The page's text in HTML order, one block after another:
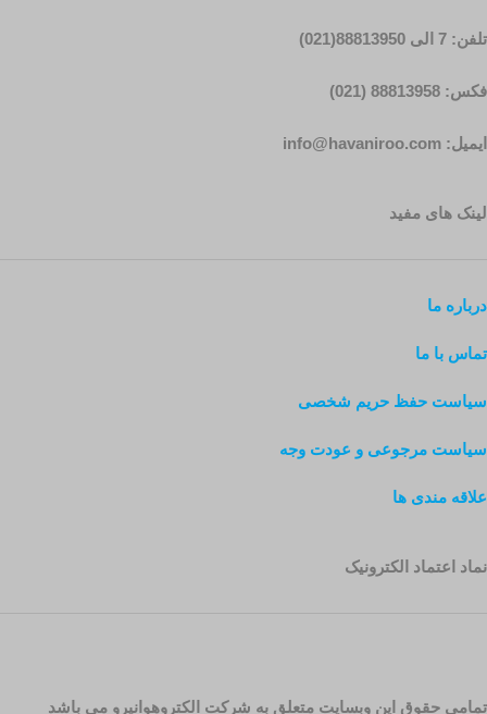
تلفن: 7 الی 88813950(021)
فکس: 88813958 (021)
ایمیل: info@havaniroo.com
لینک های مفید
درباره ما
تماس با ما
سیاست حفظ حریم شخصی
سیاست مرجوعی و عودت وجه
علاقه مندی ها
نماد اعتماد الکترونیک
تمامی حقوق این وبسایت متعلق به شرکت الکتروهوانیرو می باشد